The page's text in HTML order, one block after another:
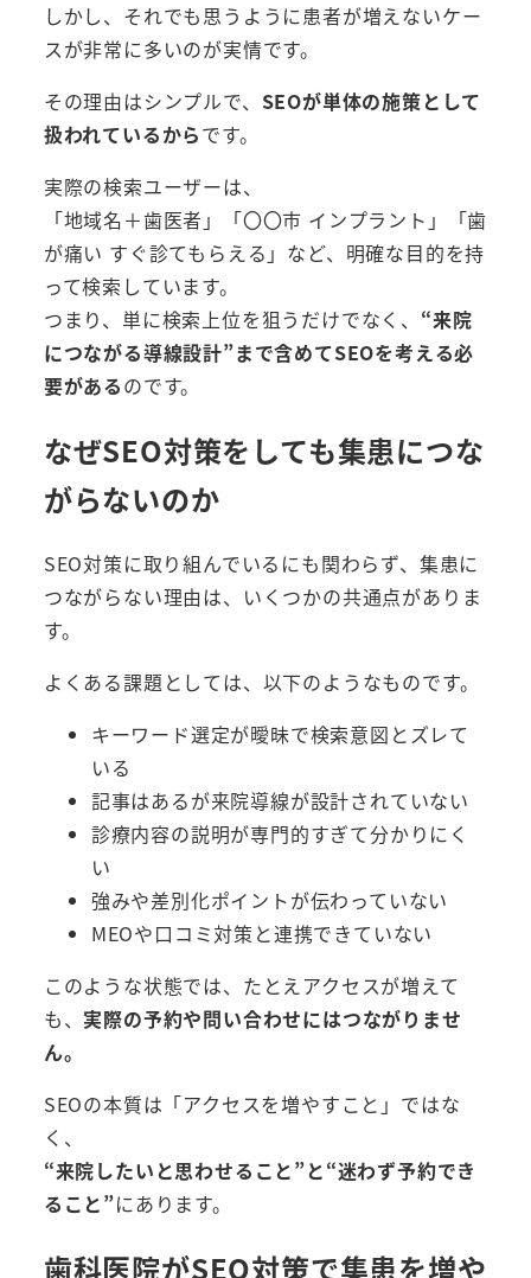
しかし、それでも思うように患者が増えないケー
スが非常に多いのが実情です。
その理由はシンプルで、 SEOが単体の施策として
扱われているからです。
実際の検索ユーザーは、
「地域名＋歯医者」「〇〇市 インプラント」「歯
が痛い すぐ診てもらえる」など、明確な目的を持
って検索しています。
つまり、単に検索上位を狙うだけでなく、 “来院
につながる導線設計”まで含めてSEOを考える必
要があるのです。
なぜSEO対策をしても集患につな
がらないのか
SEO対策に取り組んでいるにも関わらず、集患に
つながらない理由は、いくつかの共通点がありま
す。
よくある課題としては、以下のようなものです。
キーワード選定が曖昧で検索意図とズレて
いる
記事はあるが来院導線が設計されていない
診療内容の説明が専門的すぎて分かりにく
い
強みや差別化ポイントが伝わっていない
MEOや口コミ対策と連携できていない
このような状態では、たとえアクセスが増えて
も、 実際の予約や問い合わせにはつながりませ
ん。
SEOの本質は「アクセスを増やすこと」ではな
く、
“来院したいと思わせること”と“迷わず予約でき
ること”にあります。
歯科医院がSEO対策で集患を増や